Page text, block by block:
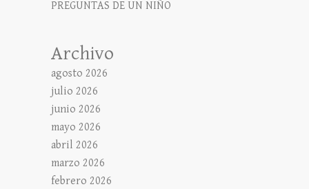
PREGUNTAS DE UN NIÑO
Archivo
agosto 2026
julio 2026
junio 2026
mayo 2026
abril 2026
marzo 2026
febrero 2026